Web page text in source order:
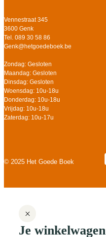
Vennestraat 345
3600 Genk
Tel. 089 30 58 86
Genk@hetgoedeboek.be
Zondag: Gesloten
Maandag: Gesloten
Dinsdag: Gesloten
Woensdag: 10u-18u
Donderdag: 10u-18u
Vrijdag: 10u-18u
Zaterdag: 10u-17u
© 2025 Het Goede Boek
Je winkelwagen